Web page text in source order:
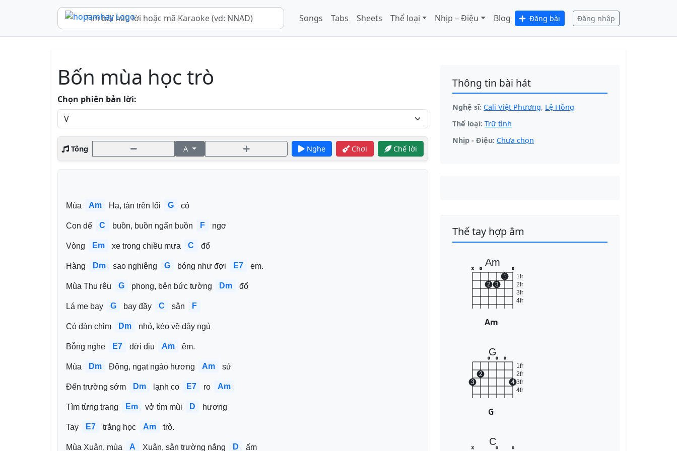
Songs Tabs Sheets Thể loại Nhịp – Điệu Blog Đăng bài Đăng nhập
Bốn mùa học trò
Chọn phiên bản lời:
Tông A Nghe Chơi Chế lời
Mùa Am Hạ, tàn trên lối G cỏ
Con dế C buồn, buồn ngẩn buồn F ngơ
Vòng Em xe trong chiều mưa C đổ
Hàng Dm sao nghiêng G bóng như đợi E7 em.
Mùa Thu rêu G phong, bên bức tường Dm đổ
Lá me bay G bay đầy C sân F
Có đàn chim Dm nhỏ, kéo về đây ngủ
Bỗng nghe E7 đời dịu Am êm.
Mùa Dm Đông, ngạt ngào hương Am sứ
Đến trường sớm Dm lạnh co E7 ro Am
Tìm từng trang Em vở tìm mùi D hương
Tay E7 trắng học Am trò.
Mùa Xuân, mùa A Xuân, sân trường nắng D ấm
Thông tin bài hát
Nghệ sĩ: Cali Việt Phương, Lệ Hồng
Thể loại: Trữ tình
Nhịp - Điệu: Chưa chọn
Thế tay hợp âm
Am
1fr
2fr
3fr
4fr
x o
2 3
1
o
Am
G
1fr
2fr
3fr
4fr
3
2
o o o
4
G
C
x o o